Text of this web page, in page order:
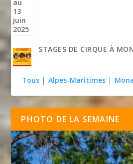
STAGES DE CIRQUE À
Tous | Alpes-Maritimes |
PHOTO DE LA SEMAINE